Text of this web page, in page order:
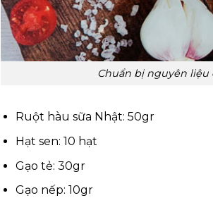
Chuẩn bị nguyên liệu
Ruột hàu sữa Nhật: 50gr
Hạt sen: 10 hạt
Gạo tẻ: 30gr
Gạo nếp: 10gr